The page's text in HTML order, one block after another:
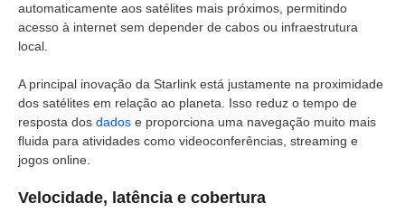
automaticamente aos satélites mais próximos, permitindo
acesso à internet sem depender de cabos ou infraestrutura
local.
A principal inovação da Starlink está justamente na proximidade
dos satélites em relação ao planeta. Isso reduz o tempo de
resposta dos dados e proporciona uma navegação muito mais
fluida para atividades como videoconferências, streaming e
jogos online.
Velocidade, latência e cobertura